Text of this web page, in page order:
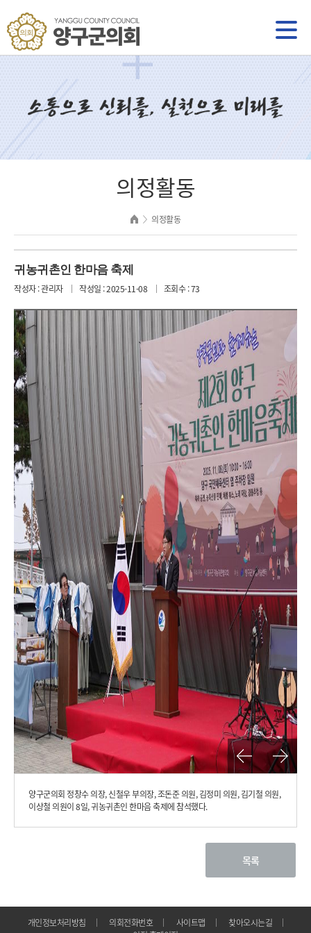
의정활동
의정활동
귀농귀촌인 한마음 축제
작성자 : 관리자 작성일 : 2025-11-08 조회수 : 73
이
사
진
다
사
양구군의회 정창수 의장, 신철우 부의장, 조돈준 의원, 김정미 의원, 김기철 의원,
이상철 의원이 8일, 귀농귀촌인 한마음 축제에 참석했다.
목록
개인정보처리방침 의회전화번호 사이트맵
찾아오시는길